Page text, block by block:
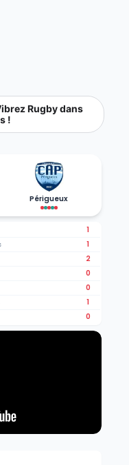
Rugby dans
!
Périgueux
1
1
2
0
0
1
0